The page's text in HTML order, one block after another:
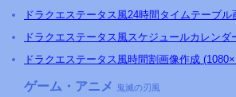
ドラクエステータス風24時間タイムテーブル
ドラクエステータス風スケジュールカレンダ
ドラクエステータス風時間割画像作成
ゲーム・アニメ 鬼滅の刃風